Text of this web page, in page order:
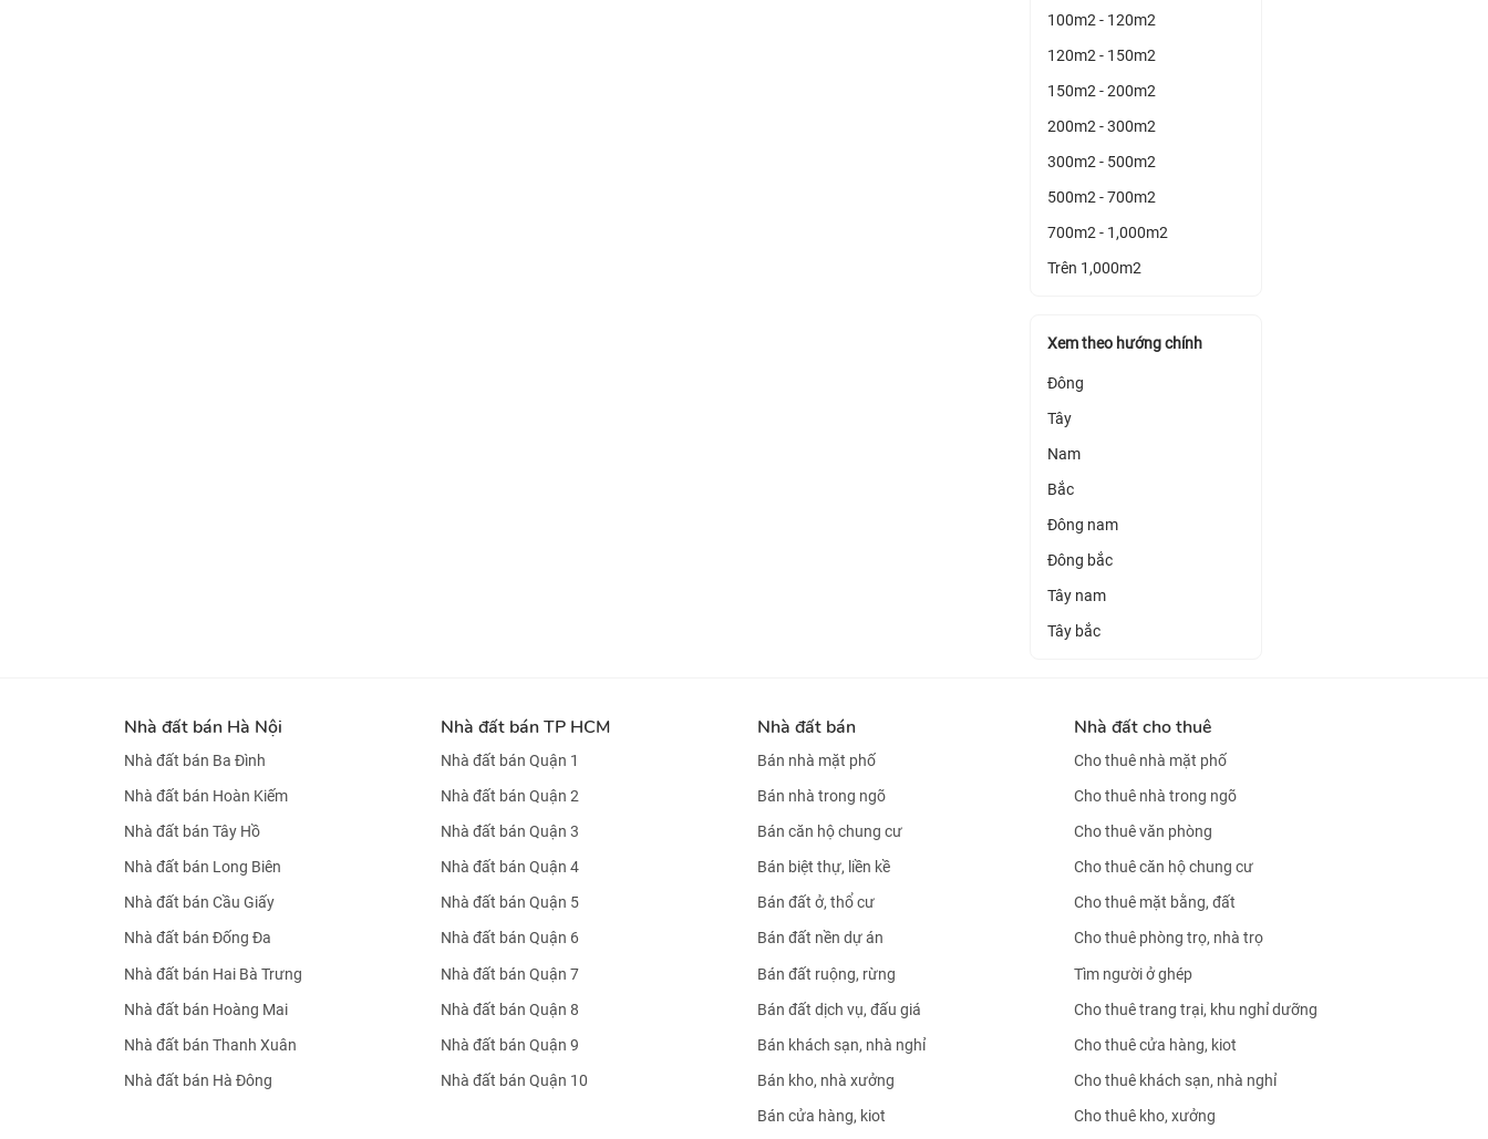
100m2 - 120m2
120m2 - 150m2
150m2 - 200m2
200m2 - 300m2
300m2 - 500m2
500m2 - 700m2
700m2 - 1,000m2
Trên 1,000m2
Xem theo hướng chính
Đông
Tây
Nam
Bắc
Đông nam
Đông bắc
Tây nam
Tây bắc
Nhà đất bán Hà Nội
Nhà đất bán Ba Đình
Nhà đất bán Hoàn Kiếm
Nhà đất bán Tây Hồ
Nhà đất bán Long Biên
Nhà đất bán Cầu Giấy
Nhà đất bán Đống Đa
Nhà đất bán Hai Bà Trưng
Nhà đất bán Hoàng Mai
Nhà đất bán Thanh Xuân
Nhà đất bán Hà Đông
Nhà đất bán TP HCM
Nhà đất bán Quận 1
Nhà đất bán Quận 2
Nhà đất bán Quận 3
Nhà đất bán Quận 4
Nhà đất bán Quận 5
Nhà đất bán Quận 6
Nhà đất bán Quận 7
Nhà đất bán Quận 8
Nhà đất bán Quận 9
Nhà đất bán Quận 10
Nhà đất bán
Bán nhà mặt phố
Bán nhà trong ngõ
Bán căn hộ chung cư
Bán biệt thự, liền kề
Bán đất ở, thổ cư
Bán đất nền dự án
Bán đất ruộng, rừng
Bán đất dịch vụ, đấu giá
Bán khách sạn, nhà nghỉ
Bán kho, nhà xưởng
Bán cửa hàng, kiot
Nhà đất cho thuê
Cho thuê nhà mặt phố
Cho thuê nhà trong ngõ
Cho thuê văn phòng
Cho thuê căn hộ chung cư
Cho thuê mặt bằng, đất
Cho thuê phòng trọ, nhà trọ
Tìm người ở ghép
Cho thuê trang trại, khu nghỉ dưỡng
Cho thuê cửa hàng, kiot
Cho thuê khách sạn, nhà nghỉ
Cho thuê kho, xưởng